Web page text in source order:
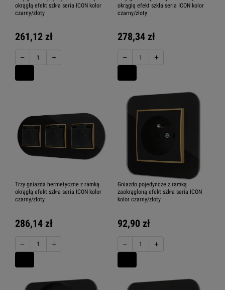
okrągłą efekt szkła seria ICON kolor
czarny/złoty
261,12 zł
− +
okrągłą efekt szkła seria ICON kolor
czarny/złoty
278,34 zł
− +
Trzy gniazda hermetyczne z ramką
okrągłą efekt szkła seria ICON kolor
czarny/złoty
286,14 zł
− +
Gniazdo pojedyncze z ramką
zaokrągloną efekt szkła seria ICON
kolor czarny/złoty
92,90 zł
− +